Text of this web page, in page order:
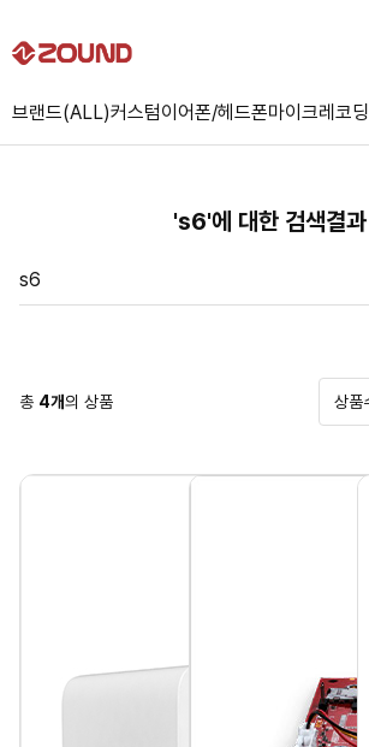
브랜드(ALL)커스텀이어폰/헤드폰마이크레코딩
's6'에 대한 검색결과
총 4개의 상품